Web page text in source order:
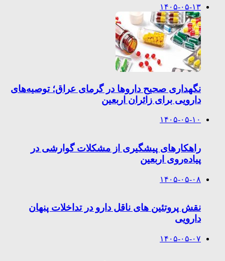
۱۴۰۵-۰۵-۱۳
نگهداری صحیح داروها در گرمای عراق؛ توصیه‌های
دارویی برای زائران اربعین
۱۴۰۵-۰۵-۱۰
راهکارهای پیشگیری از مشکلات گوارشی در
پیاده‌روی اربعین
۱۴۰۵-۰۵-۰۸
نقش پروتئین های ناقل دارو در تداخلات پنهان
دارویی
۱۴۰۵-۰۵-۰۷